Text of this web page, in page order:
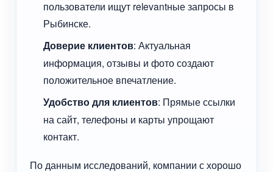
пользователи ищут relevantные запросы в
Рыбинске.
Доверие клиентов: Актуальная
информация, отзывы и фото создают
положительное впечатление.
Удобство для клиентов: Прямые ссылки
на сайт, телефоны и карты упрощают
контакт.
По данным исследований, компании с хорошо